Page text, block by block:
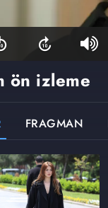
ön izleme
FRAGMAN